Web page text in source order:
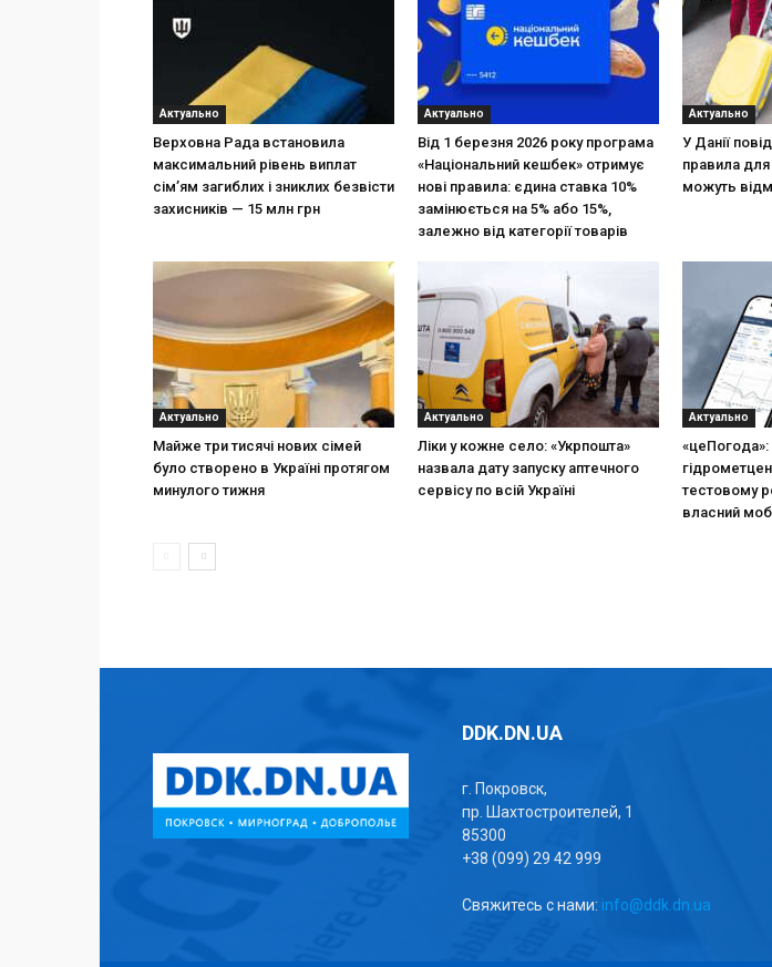
Актуально
Верховна Рада встановила
максимальний рівень виплат
сім’ям загиблих і зниклих безвісти
захисників — 15 млн грн
Актуально
Від 1 березня 2026 року програма
«Національний кешбек» отримує
нові правила: єдина ставка 10%
замінюється на 5% або 15%,
залежно від категорії товарів
Актуально
У Данії
правила
можуть
Актуально
Майже три тисячі нових сімей
було створено в Україні протягом
минулого тижня
Актуально
Ліки у кожне село: «Укрпошта»
назвала дату запуску аптечного
сервісу по всій Україні
Актуально
«цеПогода»:
тестовому
власний
DDK.DN.UA
г. Покровск,
пр. Шахтостроителей, 1
85300
+38 (099) 29 42 999
Свяжитесь с нами: info@ddk.dn.ua